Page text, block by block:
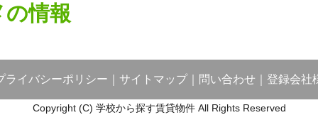
情報
ライバシーポリシー サイトマップ｜ 問い合わせ 登録会社
Copyright (C) 学校から探す賃貸物件 All Rights Reserved